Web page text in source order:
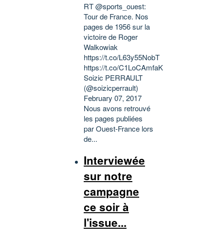
RT @sports_ouest:
Tour de France. Nos
pages de 1956 sur la
victoire de Roger
Walkowiak
https://t.co/L63y55NobT
https://t.co/C1LoCAmfaK
Soizic PERRAULT
(@soizicperrault)
February 07, 2017
Nous avons retrouvé
les pages publiées
par Ouest-France lors
de...
Interviewée
sur notre
campagne
ce soir à
l'issue...